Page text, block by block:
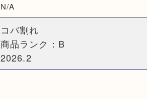
N/A
コバ割れ
商品ランク：B
2026.2